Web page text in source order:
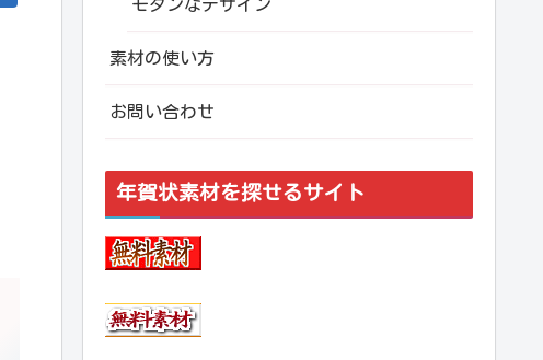
モダンなデザイン
素材の使い方
お問い合わせ
年賀状素材を探せるサイト